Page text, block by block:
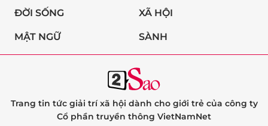
ĐỜI SỐNG XÃ HỘI
MẬT NGỮ SÀNH
Trang tin tức giải trí xã hội dành cho giới trẻ của công ty
Cổ phần truyền thông VietNamNet